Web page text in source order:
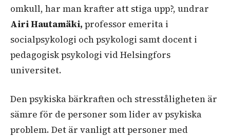
omkull, har man krafter att stiga upp?, undrar
Airi Hautamäki, professor emerita i
socialpsykologi och psykologi samt docent i
pedagogisk psykologi vid Helsingfors
universitet.
Den psykiska bärkraften och stresståligheten är
sämre för de personer som lider av psykiska
problem. Det är vanligt att personer med